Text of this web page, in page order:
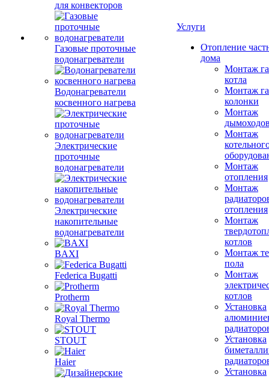
для конвекторов
Газовые проточные
водонагреватели
Водонагреватели
косвенного нагрева
Электрические
проточные
водонагреватели
Электрические
накопительные
водонагреватели
BAXI
Federica Bugatti
Protherm
Royal Thermo
STOUT
Haier
Услуги
Отопление
дома
Монтаж
котла
Монтаж
колонки
Монтаж
Монтаж
Монтаж
отопления
Монтаж
отопления
Монтаж
котлов
Монтаж
пола
Монтаж
котлов
Установка
Установка
Установка